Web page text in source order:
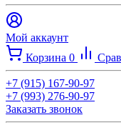
Мой аккаунт
Корзина 0
+7 (915) 167-90-97
+7 (993) 276-90-97
Заказать звонок